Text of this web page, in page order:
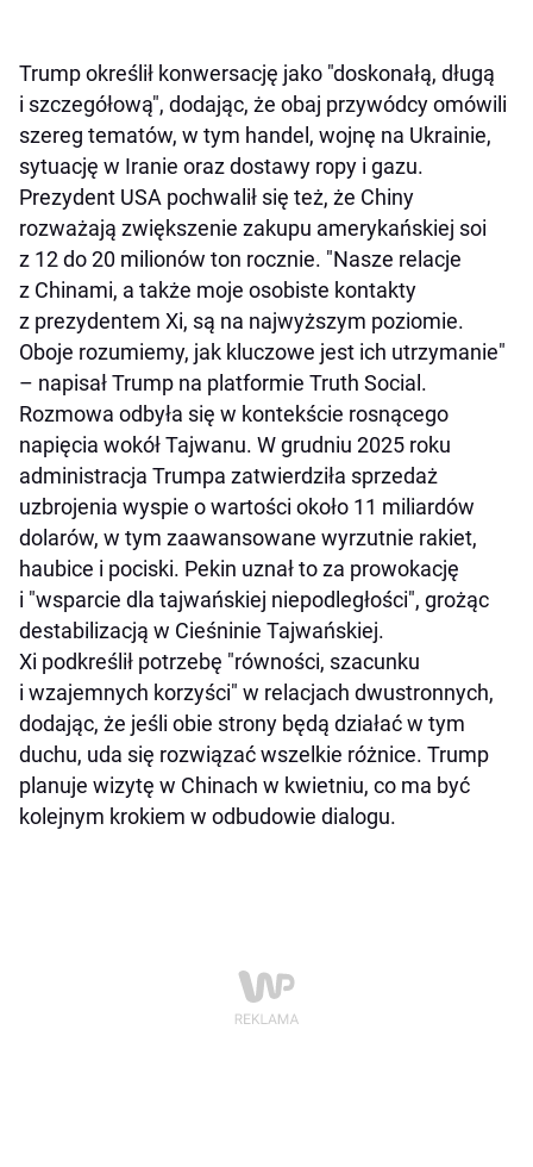
Trump określił konwersację jako "doskonałą, długą
i szczegółową", dodając, że obaj przywódcy omówili
szereg tematów, w tym handel, wojnę na Ukrainie,
sytuację w Iranie oraz dostawy ropy i gazu.
Prezydent USA pochwalił się też, że Chiny
rozważają zwiększenie zakupu amerykańskiej soi
z 12 do 20 milionów ton rocznie. "Nasze relacje
z Chinami, a także moje osobiste kontakty
z prezydentem Xi, są na najwyższym poziomie.
Oboje rozumiemy, jak kluczowe jest ich utrzymanie"
– napisał Trump na platformie Truth Social.
Rozmowa odbyła się w kontekście rosnącego
napięcia wokół Tajwanu. W grudniu 2025 roku
administracja Trumpa zatwierdziła sprzedaż
uzbrojenia wyspie o wartości około 11 miliardów
dolarów, w tym zaawansowane wyrzutnie rakiet,
haubice i pociski. Pekin uznał to za prowokację
i "wsparcie dla tajwańskiej niepodległości", grożąc
destabilizacją w Cieśninie Tajwańskiej.
Xi podkreślił potrzebę "równości, szacunku
i wzajemnych korzyści" w relacjach dwustronnych,
dodając, że jeśli obie strony będą działać w tym
duchu, uda się rozwiązać wszelkie różnice. Trump
planuje wizytę w Chinach w kwietniu, co ma być
kolejnym krokiem w odbudowie dialogu.